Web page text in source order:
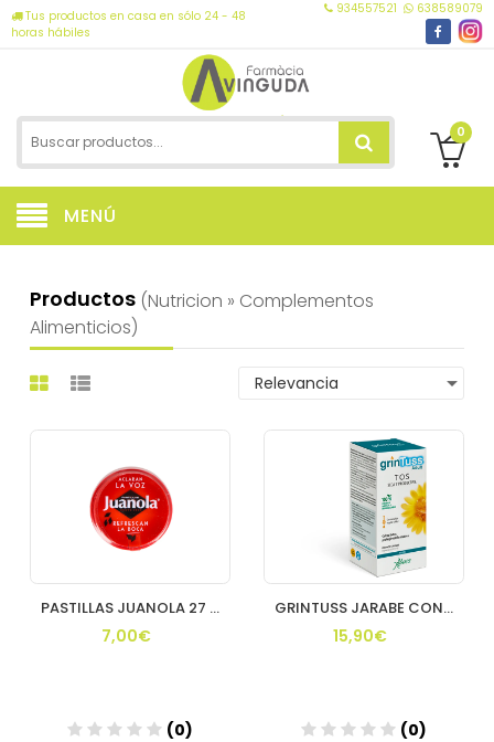
Tus productos en casa en sólo 24 - 48
horas hábiles
934557521 638589079
0
MENÚ
Productos (nutricion » Complementos
Alimenticios)
PASTILLAS JUANOLA 27 G GDE
7,00€
(0)
GRINTUSS JARABE CON POLIRESIN ADULTOS 180 ML
15,90€
(0)